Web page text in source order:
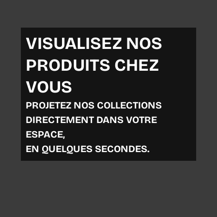
VISUALISEZ NOS
PRODUITS CHEZ
VOUS
PROJETEZ NOS COLLECTIONS
DIRECTEMENT DANS VOTRE
ESPACE,
EN QUELQUES SECONDES.